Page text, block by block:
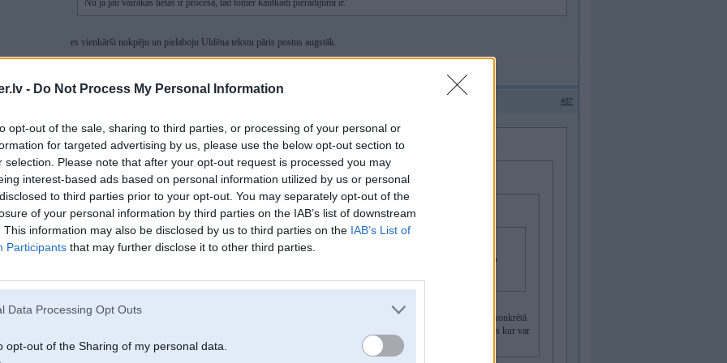
- Do Not Process My Personal Information
opt-out of the sale, sharing to third parties, or processing of your personal or
for targeted advertising by us, please use the below opt-out section to
selection. Please note that after your opt-out request is processed you may
interest-based ads based on personal information utilized by us or personal
to third parties prior to your opt-out. You may separately opt-out of the
of your personal information by third parties on the IAB’s list of downstream
This information may also be disclosed by us to third parties on the IAB’s List of
Participants that may further disclose it to other third parties.
Data Processing Opt Outs
opt-out of the Sharing of my personal data.
Nu ja jau vairākas lietas ir procesā, tad tomēr kautkādi pierādijumi ir.
es vienkārši nokpēju un pielaboju Uldēna tekstu pāris postus augstāk.
#87
11 Feb 2025, 16:32:08@Elvissrakstīja:
11 Feb 2025, 13:58:27@davisTKrakstīja:
11 Feb 2025, 13:55:51@davisTKrakstīja:
10 Feb 2025, 14:59:44@SteelRatrakstīja:
Dažas tiešām ir vietā, citas ...
Ja izmainītu likumu, un visi sodi par ceļu satiksmes noteikumu pārkāpumiem ietu valsts kasē, nevis konkrētā
pašvaldības budžetā kur ir izdarīts pārkāpums, tad pašvaldības rūpētos par drošību kur to vajag, nevis kur var
vairāk naudu iekasēt budžetā no saviem iedzīvotājiem.